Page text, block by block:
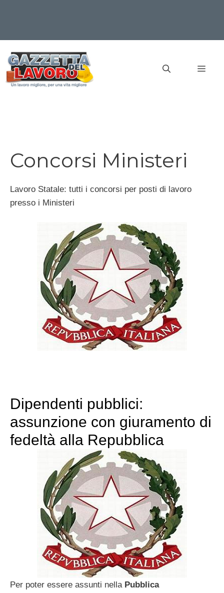
contenuto
Concorsi Ministeri
Lavoro Statale: tutti i concorsi per posti di lavoro
presso i Ministeri
Dipendenti pubblici:
assunzione con giuramento di
fedeltà alla Repubblica
Per poter essere assunti nella Pubblica